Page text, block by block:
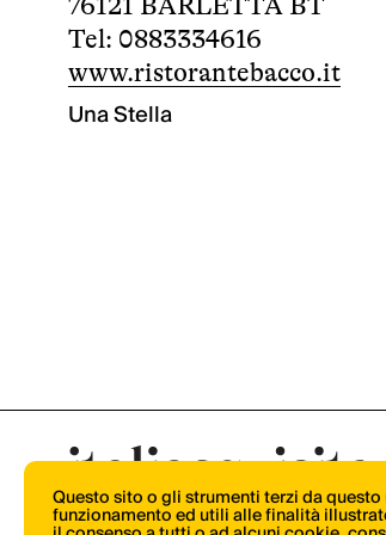
Tel: 0883334616
www.ristorantebacco.it
Una Stella
Questo sito o gli strumenti terzi da
funzionamento ed utili alle finalità